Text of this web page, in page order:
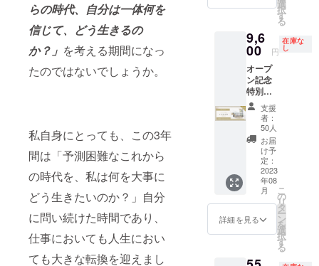
らの時代、自分は一体何を
信じて、どう生きるの
か？」 を考える期間になっ
たのではないでしょうか。
私自身にとっても、この3年
間は「予測困難なこれから
の時代を、私は何を大事に
どう生きたいのか？」自分
に問い続けた時間であり、
仕事においても人生におい
ても大きな転換を迎えまし
ディ
「ヒュ
ッゲの
森オリ
ジナル
レシ
ピ」を
共有
キッチ
ンで皆
でクッ
キング
予定
〜 宿
隣のパ
ン屋さ
ルは結
果が出
ると口
コミで
広が
り、現
在まで
に、の
べ700人
以上の
女性の
「自分
らしく
幸せに
成功す
実現。
特に長
する小
桃堂サ
オー
ナーセ
ラピス
ト。幼
少期か
らぽっ
ちゃり
人生を
歩んで
きた
が、42
歳でダ
イエッ
トを決
入社。
2007年
（株）
渡辺潤
平社設
立。広
告キャ
ンペー
ンの企
画立案
のみな
らず、
コーポ
レート
スロー
ガンの
はいつ
あるか
ないこ
の機会
をお見
逃しな
く！ ＜
主催メ
ンバー
＞ オン
リーワ
ンパー
トナー
ズ株式
会社代
表取締
役 / 海江
行動し
ている
かなか
思うよ
うな結
果につ
ながら
ない
方・現
状を打
破する
突破口
がほし
い方・
良い意
味で常
チャレ
ンジす
めて広
告に
チャレ
ンジす
る時/一
人で
やって
いる
フェー
ズから
外注や
チーム
化に踏
み出す
のスペ
シャル
してご
用意し
まし
た。 ご
依頼い
ただい
た方の
状況に
応じ
て、半
年間マ
ンツー
マンで
ブラン
たい方
へ！
チェッ
クイン
15時、
チェッ
クアウ
ト翌日
10時 ＜
詳細＞
※お食事
サービ
スはご
ざいま
せん
が、ラ
イフ棟
選
択
す
る
9,6
00 円
在庫な
し
オープ
ン記念
特別割
引！1泊
宿泊権
(有効期
限：
2023年
12月31
日まで)
まずは
シンプ
ルに
ヒュッ
ゲの森
たい方
支援
者：
50人
お届
け予
定：
2023
年08
月
詳細を見る
こ
の
リ
タ
ー
ン
を
選
択
す
る